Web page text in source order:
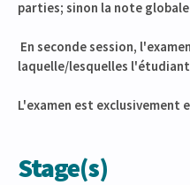
parties; sinon la note
En seconde session,
laquelle/lesquelles
L'examen est exclusivement
Stage(s)